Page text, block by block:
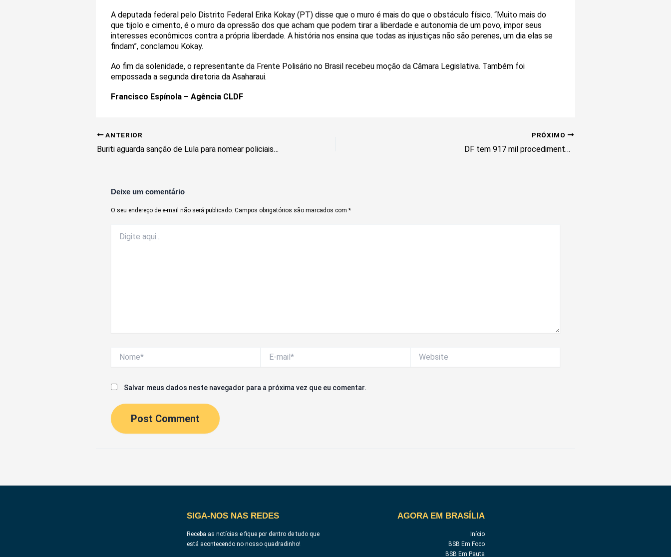
A deputada federal pelo Distrito Federal Erika Kokay (PT) disse que o muro é mais do que o obstáculo físico. “Muito mais do
que tijolo e cimento, é o muro da opressão dos que acham que podem tirar a liberdade e autonomia de um povo, impor seus
interesses econômicos contra a própria liberdade. A história nos ensina que todas as injustiças não são perenes, um dia elas se
findam”, conclamou Kokay.
Ao fim da solenidade, o representante da Frente Polisário no Brasil recebeu moção da Câmara Legislativa. Também foi
empossada a segunda diretoria da Asaharaui.
Francisco Espínola – Agência CLDF
ANTERIOR
Buriti aguarda sanção de Lula para nomear policiais militares e civis no DF
PRÓXIMO
DF tem 917 mil procedimentos médicos na fila de espera da rede pública
Deixe um comentário
O seu endereço de e-mail não será publicado. Campos obrigatórios são marcados com *
aqui...
mail*
Salvar meus dados neste navegador para a próxima vez que eu comentar.
SIGA-NOS NAS REDES
Receba as notícias e fique por dentro de tudo que
está acontecendo no nosso quadradinho!
AGORA EM BRASÍLIA
Início
BSB Em Foco
BSB Em Pauta